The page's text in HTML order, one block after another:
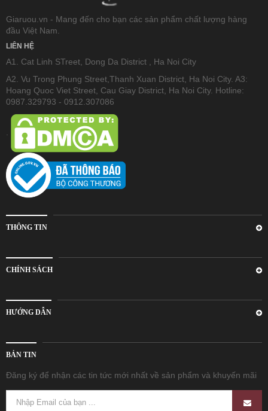
Giaruou.vn - Mang đến cho bạn các sản phẩm chất lượng hàng
đầu Việt Nam.
LIÊN HỆ
A1. Cat Linh STreet, Dong Da District , Ha Noi City
A2. Vu Trong Phung Street,Thanh Xuan District, Ha Noi City. A3:
Hoang Quoc Viet Street, Cau Giay District, Ha Noi City. Hotline:
0987.329793 - 0912.307086
THÔNG TIN
CHÍNH SÁCH
HƯỚNG DẪN
BẢN TIN
Đăng ký để nhận các tin tức mới nhất về sản phẩm và khuyến mãi